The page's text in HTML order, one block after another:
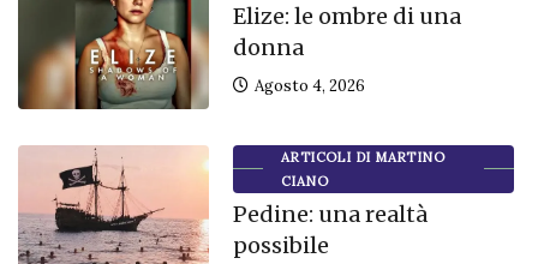
Elize: le ombre di una
donna
Agosto 4, 2026
ARTICOLI DI MARTINO
CIANO
Pedine: una realtà
possibile